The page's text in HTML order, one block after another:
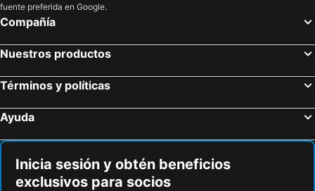
fuente preferida en Google.
Compañía
Nuestros productos
Términos y políticas
Ayuda
Inicia sesión y obtén beneficios
exclusivos para socios